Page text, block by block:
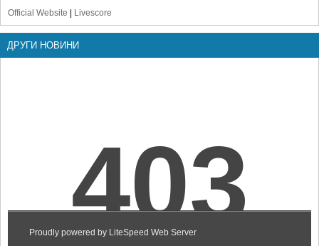
Official Website
Livescore
ДРУГИ НОВИНИ